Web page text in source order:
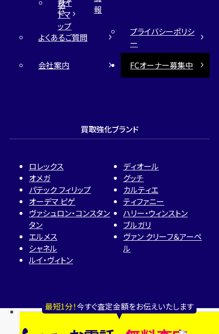
最短1分！今すぐ査定金額をお伝えいたします
格
ム
報
トマ
ップ
よくあるご質問
プライバシーポリシ
ー
会社案内
FCオーナー募集中
買取強化ブランド
ロレックス
オメガ
パテック フィリップ
オーデマ ピゲ
ヴァシュロン・コンスタン
タン
エルメス
シャネル
ルイ・ヴィトン
ディオール
グッチ
カルティエ
ティファニー
ハリー・ウィンストン
ブルガリ
ヴァン クリーフ＆アーペ
ル